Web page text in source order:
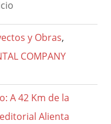
y Obras,
COMPANY
A 42 Km de la
Alienta